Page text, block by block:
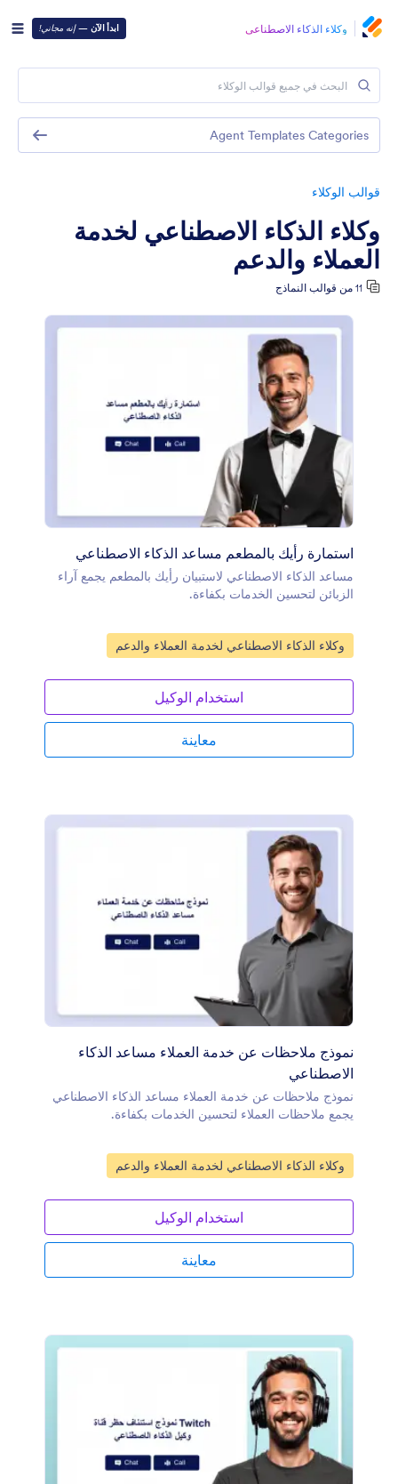
وكلاء الذكاء الاصطناعي ابدأ الآن —إنه مجاني!
قوالب الوكلاء
وكلاء الذكاء الاصطناعي لخدمة
العملاء والدعم
11 من قوالب النماذج
استمارة رأيك بالمطعم مساعد الذكاء الاصطناعي
مساعد الذكاء الاصطناعي لاستبيان رأيك بالمطعم يجمع آراء
الزبائن لتحسين الخدمات بكفاءة.
انتقل إلى الفئة:
وكلاء الذكاء الاصطناعي لخدمة العملاء والدعم
استخدام الوكيل
معاينة
نموذج ملاحظات عن خدمة العملاء مساعد الذكاء
الاصطناعي
نموذج ملاحظات عن خدمة العملاء مساعد الذكاء الاصطناعي
يجمع ملاحظات العملاء لتحسين الخدمات بكفاءة.
انتقل إلى الفئة:
وكلاء الذكاء الاصطناعي لخدمة العملاء والدعم
استخدام الوكيل
معاينة
Agent Templates Categories